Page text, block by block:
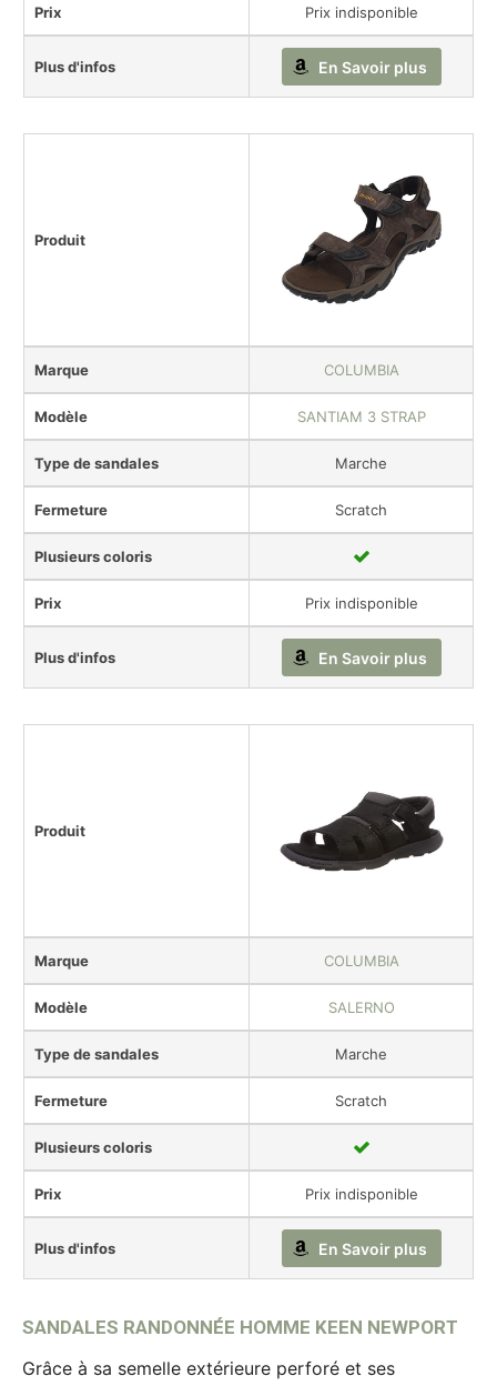
Prix Prix indisponible
Plus d'infos En Savoir plus
Produit
Marque COLUMBIA
Modèle SANTIAM 3 STRAP
Type de sandales Marche
Fermeture Scratch
Plusieurs coloris
Prix Prix indisponible
Plus d'infos En Savoir plus
Produit
Marque COLUMBIA
Modèle SALERNO
Type de sandales Marche
Fermeture Scratch
Plusieurs coloris
Prix Prix indisponible
Plus d'infos En Savoir plus
SANDALES RANDONNÉE HOMME KEEN NEWPORT
Grâce à sa semelle extérieure perforé et ses